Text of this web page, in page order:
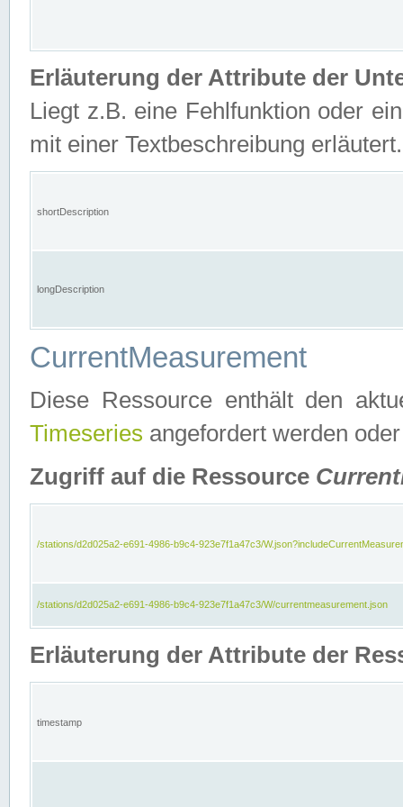
Erläuterung der Attribute der
Liegt z.B. eine Fehlfunktion oder
mit einer Textbeschreibung erläutert.
shortDescription
longDescription
CurrentMeasurement
Diese Ressource enthält den
Timeseries angefordert werden
Zugriff auf die Ressource
/stations/d2d025a2-e691-4986-b9c4-923e7f1a47c3/
/stations/d2d025a2-e691-4986-b9c4-923e7f1a47c3/W/currentmeasurement.json
Erläuterung der Attribute der
timestamp